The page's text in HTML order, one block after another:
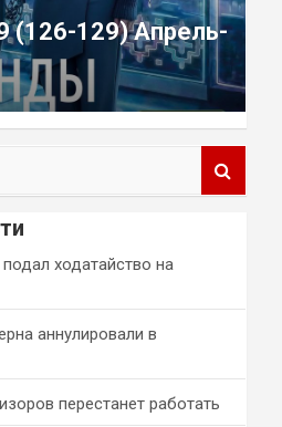
(126-129) Апрель-
ходатайство на
аннулировали в
перестанет работать